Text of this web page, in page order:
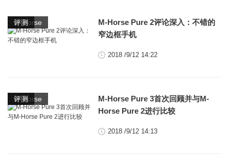
M-Horse
评测
M-Horse Pure 2评论深入：不错的
窄边框手机
2018 /9/12 14:22
M-Horse
评测
M-Horse Pure 3首次回顾并与M-
Horse Pure 2进行比较
2018 /9/12 14:13